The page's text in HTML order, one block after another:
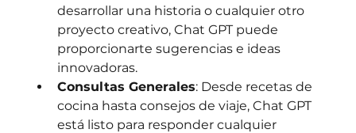
desarrollar una historia o cualquier otro
proyecto creativo, Chat GPT puede
proporcionarte sugerencias e ideas
innovadoras.
Consultas Generales: Desde recetas de
cocina hasta consejos de viaje, Chat GPT
está listo para responder cualquier